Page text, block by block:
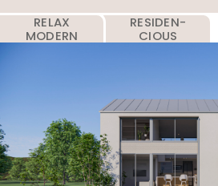
RELAX
MODERN
RESIDEN-
CIOUS